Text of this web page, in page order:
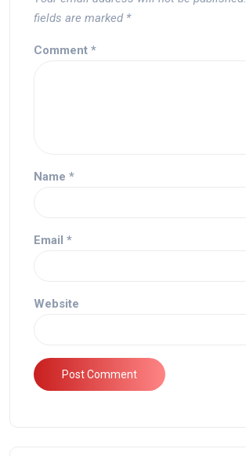
fields are marked *
Comment *
Name *
Email *
Website